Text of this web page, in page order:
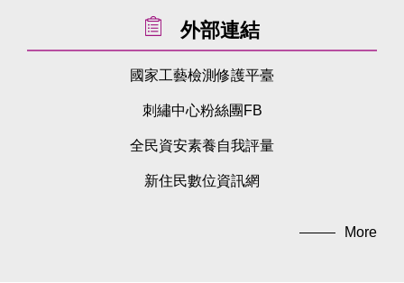
外部連結
國家工藝檢測修護平臺
刺繡中心粉絲團FB
全民資安素養自我評量
新住民數位資訊網
More